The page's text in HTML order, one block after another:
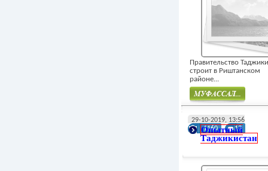
Правительство
строит в Риштанском
районе...
29-10-2019, 13:56
1160
13
Опытный
Таджикистан